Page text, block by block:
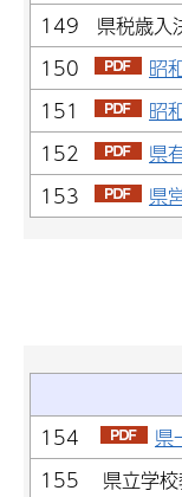
149 県税歳入
150
昭
151
昭
152
県
153
県
154
県
155 県立学校